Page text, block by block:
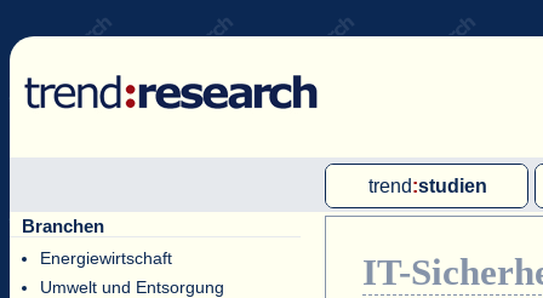
trend:studien
Single-Client-Studien
Branchen
Energiewirtschaft
Umwelt und Entsorgung
IT-